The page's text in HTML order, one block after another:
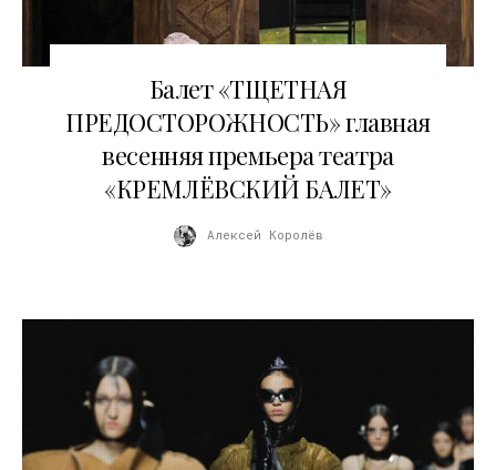
Балет «ТЩЕТНАЯ
ПРЕДОСТОРОЖНОСТЬ» главная
весенняя премьера театра
«КРЕМЛЁВСКИЙ БАЛЕТ»
Алексей Королёв